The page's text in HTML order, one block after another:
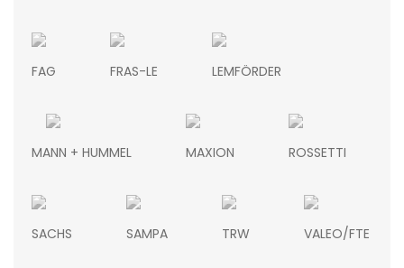
FAG FRAS-LE LEMFÖRDER
MANN + HUMMEL MAXION ROSSETTI
SACHS SAMPA TRW VALEO/FTE